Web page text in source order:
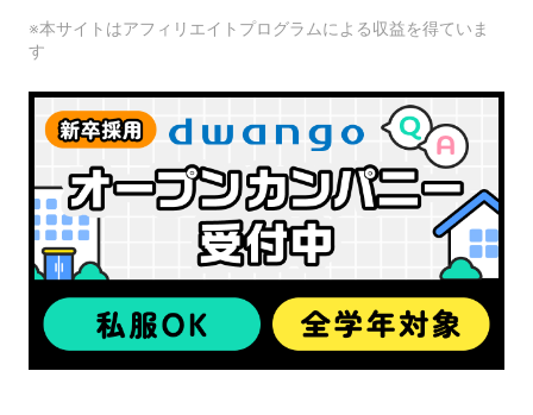
※本サイトはアフィリエイトプログラムによる収益を得ていま
す